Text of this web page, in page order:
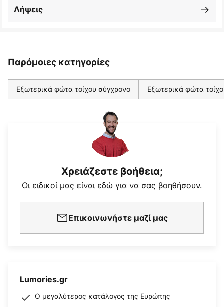
Λήψεις
Παρόμοιες κατηγορίες
Εξωτερικά φώτα τοίχου σύγχρονο Εξωτερικά φώτα
Χρειάζεστε βοήθεια;
Οι ειδικοί μας είναι εδώ για να σας βοηθήσουν.
Επικοινωνήστε μαζί μας
Lumories.gr
Ο μεγαλύτερος κατάλογος της Ευρώπης